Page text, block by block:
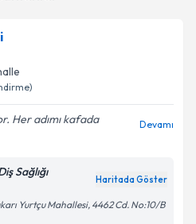
işlenmesine ilişkinAydınlatma
Talebini Gönder
Her adımı kafada
Devamı
Sağlığı
Haritada Göster
Yurtçu Mahallesi, 4462 Cd. No:10/B